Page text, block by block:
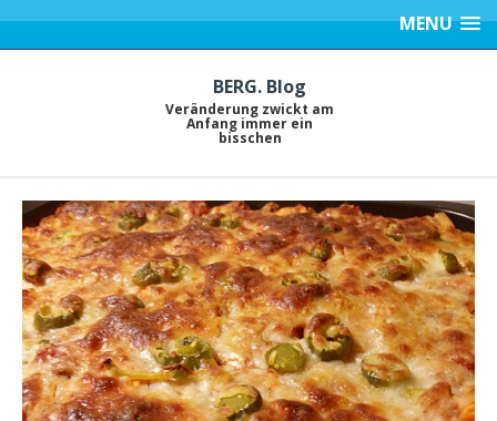
MENU
BERG. Blog
Veränderung zwickt am
Anfang immer ein
bisschen